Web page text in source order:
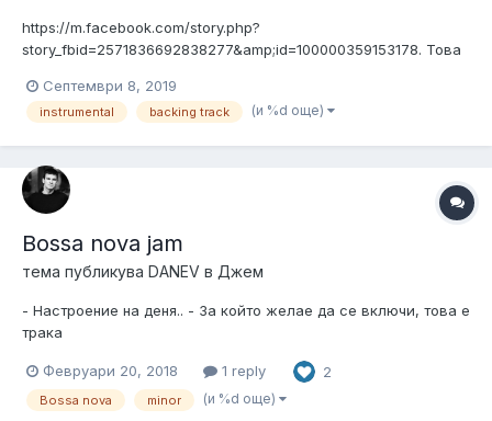
https://m.facebook.com/story.php?
story_fbid=2571836692838277&amp;id=100000359153178. Това
Септември 8, 2019
instrumental backing track (и %d още)
Bossa nova jam
тема публикува DANEV в Джем
- Настроение на деня.. - За който желае да се включи, това е
трака
Февруари 20, 2018 1 reply 2
Bossa nova minor (и %d още)